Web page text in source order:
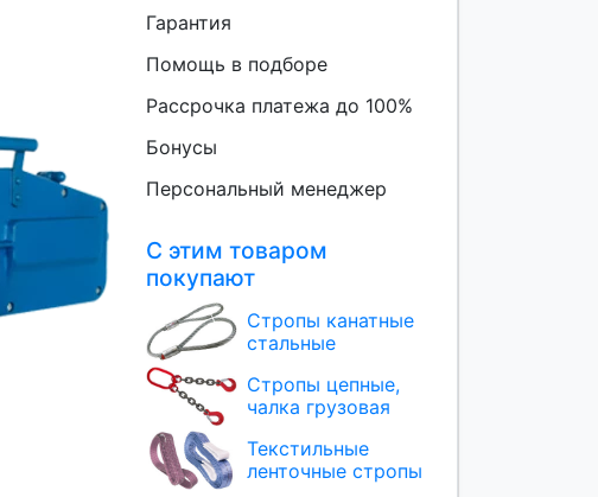
Гарантия
Помощь в подборе
Рассрочка платежа до 100%
Бонусы
Персональный менеджер
С этим товаром
покупают
Стропы канатные
стальные
Стропы цепные,
чалка грузовая
Текстильные
ленточные стропы